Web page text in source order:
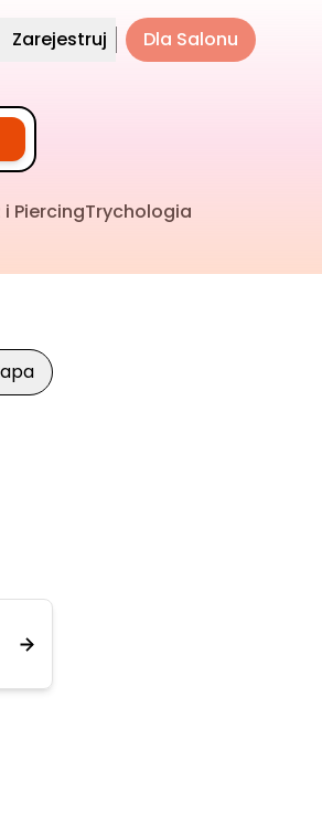
Zarejestruj Dla Salonu
PiercingTrychologia
widok mapy